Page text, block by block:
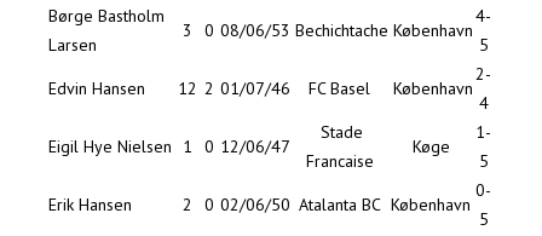
Børge Bastholm
Larsen
3 0 08/06/53 Bechichtache København
4-
5
Edvin Hansen
12 2 01/07/46 FC Basel København
2-
4
Eigil Hye Nielsen
1 0 12/06/47
Stade
Francaise
Køge
1-
5
Erik Hansen
2 0 02/06/50 Atalanta BC København
0-
5